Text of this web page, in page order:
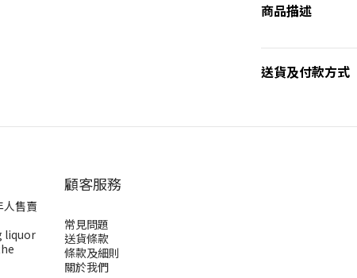
商品描述
送貨及付款方式
人售賣
liquor
顧客服務
常見問題
送貨條款
條款及細則
關於我們